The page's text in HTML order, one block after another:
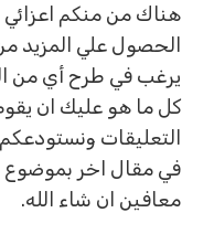
هناك من منكم اعزائي
الحصول علي المزيد من
يرغب في طرح أي من
كل ما هو عليك ان يقوم
التعليقات ونستودعكم
في مقال اخر بموضوع
معافين ان شاء الله.